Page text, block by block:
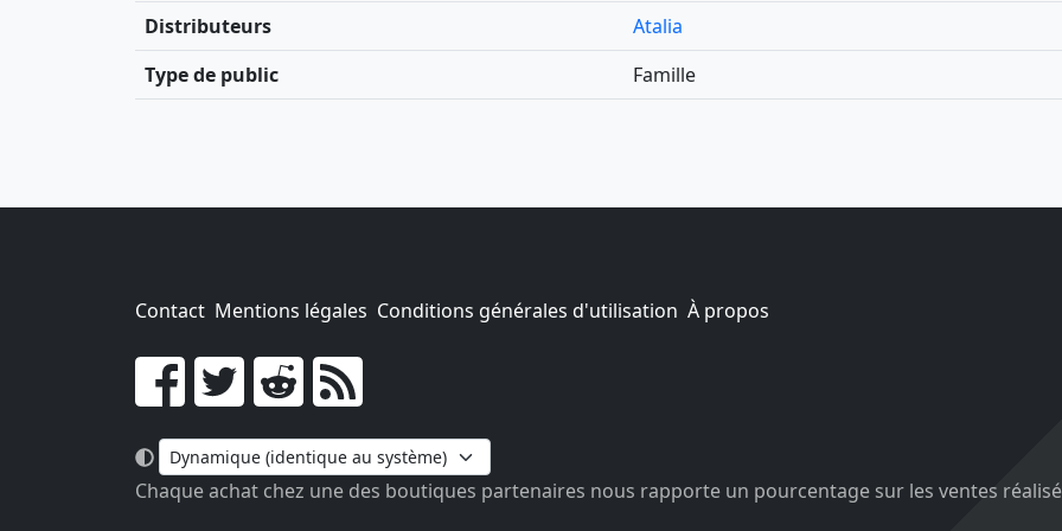
Distributeurs
Atalia
Type de public
Famille
Contact Mentions légales Conditions générales d'utilisation À propos
Go !
Chaque achat chez une des boutiques partenaires nous rapporte un pourcentage sur les ventes